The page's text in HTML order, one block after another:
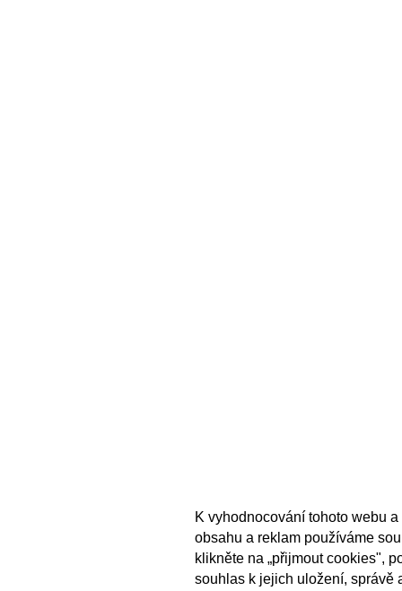
K vyhodnocování tohoto webu
obsahu a reklam používáme
klikněte na „přijmout cookies",
souhlas k jejich uložení, správě